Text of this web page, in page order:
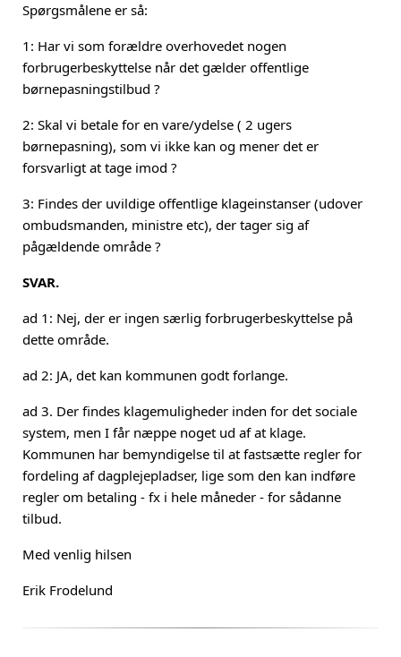
Spørgsmålene er så:
1: Har vi som forældre overhovedet nogen
forbrugerbeskyttelse når det gælder offentlige
børnepasningstilbud ?
2: Skal vi betale for en vare/ydelse ( 2 ugers
børnepasning), som vi ikke kan og mener det er
forsvarligt at tage imod ?
3: Findes der uvildige offentlige klageinstanser (udover
ombudsmanden, ministre etc), der tager sig af
pågældende område ?
SVAR.
ad 1: Nej, der er ingen særlig forbrugerbeskyttelse på
dette område.
ad 2: JA, det kan kommunen godt forlange.
ad 3. Der findes klagemuligheder inden for det sociale
system, men I får næppe noget ud af at klage.
Kommunen har bemyndigelse til at fastsætte regler for
fordeling af dagplejepladser, lige som den kan indføre
regler om betaling - fx i hele måneder - for sådanne
tilbud.
Med venlig hilsen
Erik Frodelund